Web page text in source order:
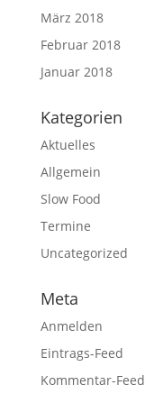
März 2018
Februar 2018
Januar 2018
Kategorien
Aktuelles
Allgemein
Slow Food
Termine
Uncategorized
Meta
Anmelden
Eintrags-Feed
Kommentar-Feed